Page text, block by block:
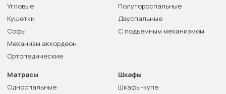
Угловые
Кушетки
Софы
Механизм аккордеон
Ортопедические
Полутороспальные
Двуспальные
С подъемным механизмом
Матрасы
Односпальные
Шкафы
Шкафы-купе